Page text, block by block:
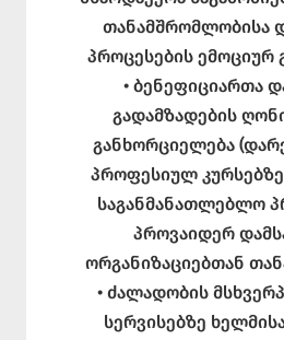
თანამშრომლობისა
პროცესების ემოციურ
• ბენეფიციართა
გადამზადების
განხორციელება
პროფესიულ
საგანმანათლებლო
პროვაიდერ
ორგანიზაციებთან
• ძალადობის
სერვისებზე